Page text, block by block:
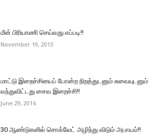
மீன் பிரியாணி செய்வது எப்படி!!
November 19, 2013
மாட்டு இறைச்சியைப் போன்ற நிறத்துடனும் சுவையுடனும்
வந்துவிட்டது சைவ இறைச்சி!!
June 29, 2016
30 ஆண்டுகளில் சொக்லேட் அழிந்து விடும் அபாயம்!!